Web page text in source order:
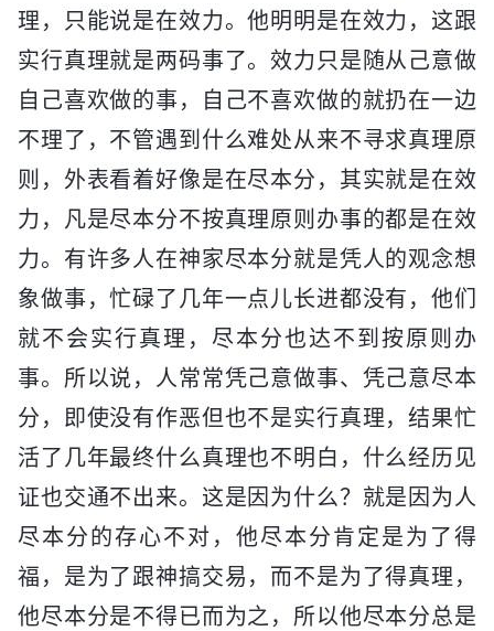
理，只能说是在效力。他明明是在效力，这跟
实行真理就是两码事了。效力只是随从己意做
自己喜欢做的事，自己不喜欢做的就扔在一边
不理了，不管遇到什么难处从来不寻求真理原
则，外表看着好像是在尽本分，其实就是在效
力，凡是尽本分不按真理原则办事的都是在效
力。有许多人在神家尽本分就是凭人的观念想
象做事，忙碌了几年一点儿长进都没有，他们
就不会实行真理，尽本分也达不到按原则办
事。所以说，人常常凭己意做事、凭己意尽本
分，即使没有作恶但也不是实行真理，结果忙
活了几年最终什么真理也不明白，什么经历见
证也交通不出来。这是因为什么？就是因为人
尽本分的存心不对，他尽本分肯定是为了得
福，是为了跟神搞交易，而不是为了得真理，
他尽本分是不得已而为之，所以他尽本分总是